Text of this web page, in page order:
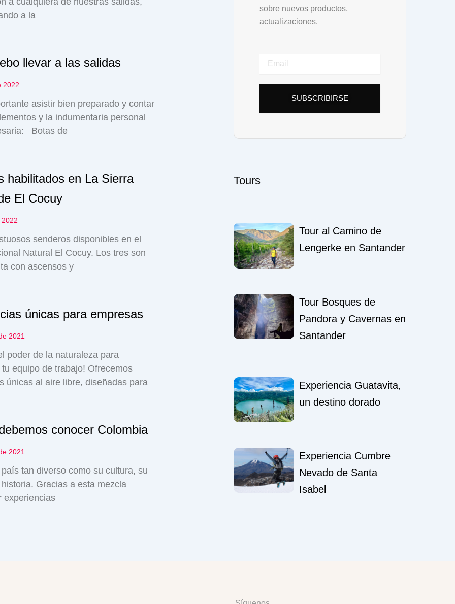
a la
llevar a las salidas
2022
asistir bien preparado y contar
y la indumentaria personal
Botas de
habilitados en La Sierra
El Cocuy
senderos disponibles en el
Natural El Cocuy. Los tres son
con ascensos y
únicas para empresas
2021
poder de la naturaleza para
equipo de trabajo! Ofrecemos
únicas al aire libre, diseñadas para
conocer Colombia
2021
tan diverso como su cultura, su
Gracias a esta mezcla
experiencias
sobre nuevos productos,
actualizaciones.
Email
SUBSCRIBIRSE
Tours
Tour al Camino de
Lengerke en Santander
Tour Bosques de
Pandora y Cavernas en
Santander
Experiencia Guatavita,
un destino dorado
Experiencia Cumbre
Nevado de Santa
Isabel